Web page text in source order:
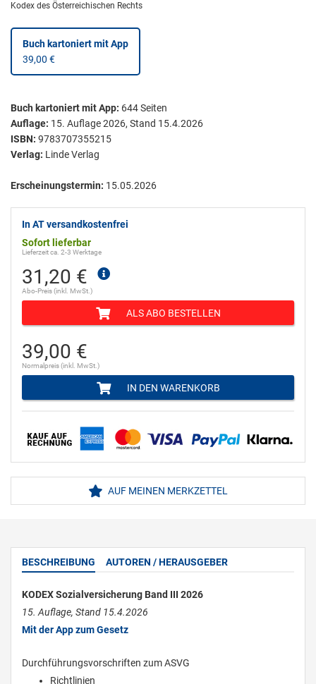
Kodex des Österreichischen Rechts
Buch kartoniertmit App
39,00 €
Buch kartoniertmit App: 644Seiten
Auflage: 15. Auflage 2026, Stand 15.4.2026
ISBN: 9783707355215
Verlag: Linde Verlag
Erscheinungstermin: 15.05.2026
In AT versandkostenfrei
Sofort lieferbar
Lieferzeit ca. 2-3 Werktage
31,20 €
Abo-Preis (inkl. MwSt.)
ALS ABO BESTELLEN
39,00 €
Normalpreis (inkl. MwSt.)
IN DEN WARENKORB
AUF MEINEN MERKZETTEL
BESCHREIBUNG AUTOREN / HERAUSGEBER
KODEX Sozialversicherung Band III 2026
15. Auflage, Stand 15.4.2026
Mit der App zum Gesetz
Durchführungsvorschriften zum ASVG
Richtlinien